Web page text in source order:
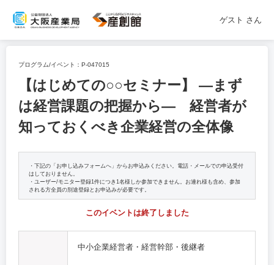
ゲスト さん
プログラム/イベント： P-047015
【はじめての○○セミナー】 ―まず
は経営課題の把握から― 経営者が
知っておくべき企業経営の全体像
・下記の「お申し込みフォームへ」からお申込みください。電話・メールでの申込受付
はしておりません。
・ユーザー/モニター登録1件につき1名様しか参加できません。お連れ様も含め、参加
される方全員の別途登録とお申込みが必要です。
このイベントは終了しました
中小企業経営者・経営幹部・後継者